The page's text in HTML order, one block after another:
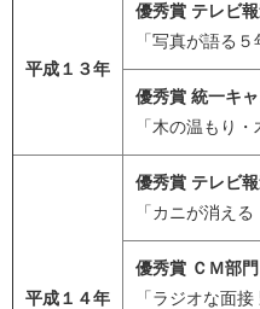
平成１３年
優秀賞 テレビ
「写真が語る
優秀賞 統一キ
「木の温もり
平成１４年
優秀賞 テレビ
「カニが消え
優秀賞 ＣＭ部門
「ラジオな面接